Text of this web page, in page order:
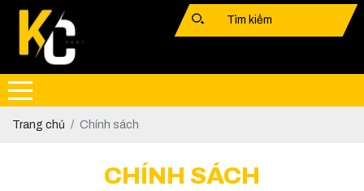
Trang chủ Chính sách
CHÍNH SÁCH